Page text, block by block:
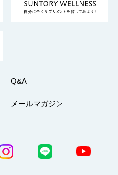
Q&A
メールマガジン